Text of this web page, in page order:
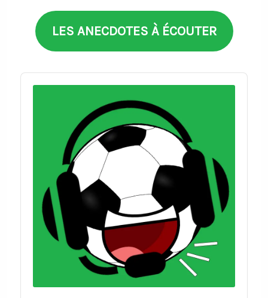
LES ANECDOTES À ÉCOUTER
Audio
Player